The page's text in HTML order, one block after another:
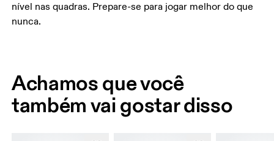
nível nas quadras. Prepare-se para jogar melhor do que
nunca.
Achamos que você
também vai gostar disso